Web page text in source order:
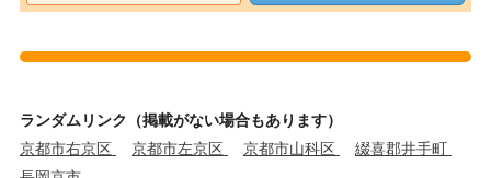
ランダムリンク（掲載がない場合もあります）
京都市右京区
京都市左京区 京都市山科区
綴喜郡井手町